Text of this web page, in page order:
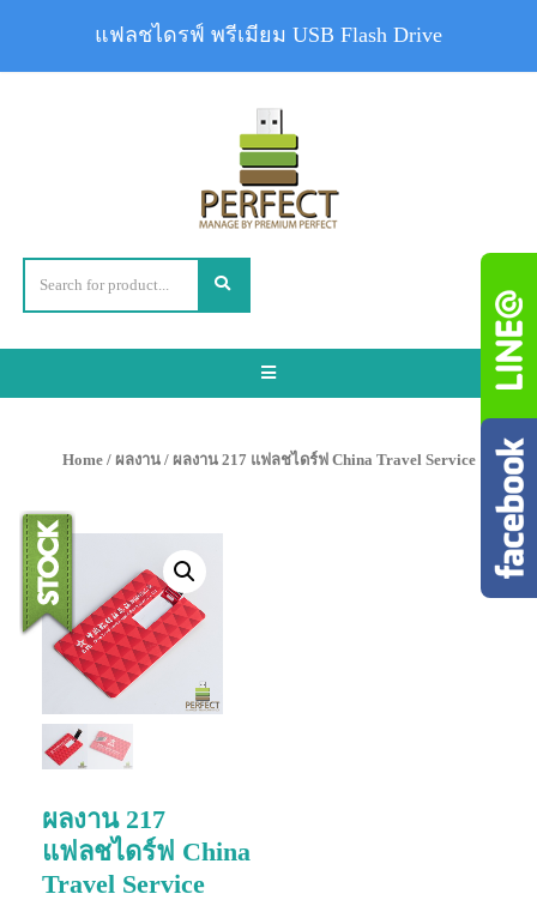
Toggle
Home/ ผลงาน/ ผลงาน 217 แฟลชไดร์ฟ China Travel Service
ผลงาน 217
แฟลชไดร์ฟ China
Travel Service
แฟลชไดรฟ์ พรีเมียม USB Flash Drive